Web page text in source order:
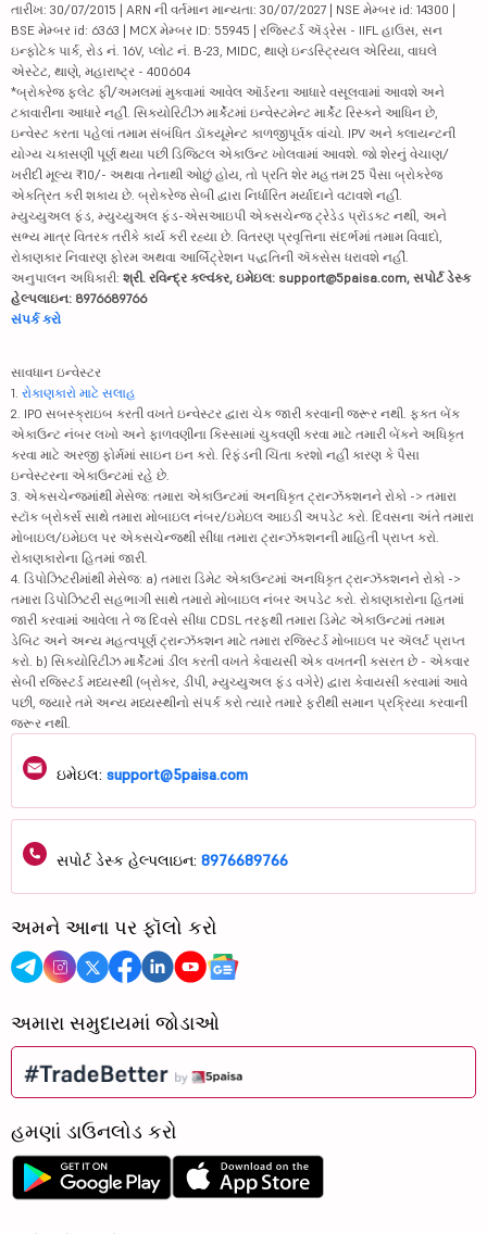
તારીખ: 30/07/2015 | ARN ની વર્તમાન માન્યતા: 30/07/2027 | NSE મેમ્બર id: 14300 |
BSE મેમ્બર id: 6363 | MCX મેમ્બર ID: 55945 | રજિસ્ટર્ડ ઍડ્રેસ - IIFL હાઉસ, સન
ઇન્ફોટેક પાર્ક, રોડ નં. 16V, પ્લોટ નં. B-23, MIDC, થાણે ઇન્ડસ્ટ્રિયલ એરિયા, વાઘલે
એસ્ટેટ, થાણે, મહારાષ્ટ્ર - 400604
*બ્રોકરેજ ફ્લેટ ફી/અમલમાં મુકવામાં આવેલ ઑર્ડરના આધારે વસૂલવામાં આવશે અને
ટકાવારીના આધારે નહીં. સિક્યોરિટીઝ માર્કેટમાં ઇન્વેસ્ટમેન્ટ માર્કેટ રિસ્કને આધિન છે,
ઇન્વેસ્ટ કરતા પહેલાં તમામ સંબંધિત ડૉક્યૂમેન્ટ કાળજીપૂર્વક વાંચો. IPV અને ક્લાયન્ટની
યોગ્ય ચકાસણી પૂર્ણ થયા પછી ડિજિટલ એકાઉન્ટ ખોલવામાં આવશે. જો શેરનું વેચાણ/
ખરીદી મૂલ્ય ₹10/- અથવા તેનાથી ઓછું હોય, તો પ્રતિ શેર મહત્તમ 25 પૈસા બ્રોકરેજ
એકત્રિત કરી શકાય છે. બ્રોકરેજ સેબી દ્વારા નિર્ધારિત મર્યાદાને વટાવશે નહીં.
મ્યુચ્યુઅલ ફંડ, મ્યુચ્યુઅલ ફંડ-એસઆઇપી એક્સચેન્જ ટ્રેડેડ પ્રૉડક્ટ નથી, અને
સભ્ય માત્ર વિતરક તરીકે કાર્ય કરી રહ્યા છે. વિતરણ પ્રવૃત્તિના સંદર્ભમાં તમામ વિવાદો,
રોકાણકાર નિવારણ ફોરમ અથવા આર્બિટ્રેશન પદ્ધતિની ઍક્સેસ ધરાવશે નહીં.
અનુપાલન અધિકારી: શ્રી. રવિન્દ્ર કલ્વંકર, ઇમેઇલ: support@5paisa.com, સપોર્ટ ડેસ્ક
હેલ્પલાઇન: 8976689766
સંપર્ક કરો
સાવધાન ઇન્વેસ્ટર
1. રોકાણકારો માટે સલાહ
2. IPO સબસ્ક્રાઇબ કરતી વખતે ઇન્વેસ્ટર દ્વારા ચેક જારી કરવાની જરૂર નથી. ફક્ત બેંક
એકાઉન્ટ નંબર લખો અને ફાળવણીના કિસ્સામાં ચુકવણી કરવા માટે તમારી બેંકને અધિકૃત
કરવા માટે અરજી ફોર્મમાં સાઇન ઇન કરો. રિફંડની ચિંતા કરશો નહીં કારણ કે પૈસા
ઇન્વેસ્ટરના એકાઉન્ટમાં રહે છે.
3. એક્સચેન્જમાંથી મેસેજ: તમારા એકાઉન્ટમાં અનધિકૃત ટ્રાન્ઝૅક્શનને રોકો -> તમારા
સ્ટૉક બ્રોકર્સ સાથે તમારા મોબાઇલ નંબર/ઇમેઇલ આઇડી અપડેટ કરો. દિવસના અંતે તમારા
મોબાઇલ/ઇમેઇલ પર એક્સચેન્જથી સીધા તમારા ટ્રાન્ઝૅક્શનની માહિતી પ્રાપ્ત કરો.
રોકાણકારોના હિતમાં જારી.
4. ડિપોઝિટરીમાંથી મેસેજ: a) તમારા ડિમેટ એકાઉન્ટમાં અનધિકૃત ટ્રાન્ઝૅક્શનને રોકો ->
તમારા ડિપોઝિટરી સહભાગી સાથે તમારો મોબાઇલ નંબર અપડેટ કરો. રોકાણકારોના હિતમાં
જારી કરવામાં આવેલા તે જ દિવસે સીધા CDSL તરફથી તમારા ડિમેટ એકાઉન્ટમાં તમામ
ડેબિટ અને અન્ય મહત્વપૂર્ણ ટ્રાન્ઝૅક્શન માટે તમારા રજિસ્ટર્ડ મોબાઇલ પર ઍલર્ટ પ્રાપ્ત
કરો. b) સિક્યોરિટીઝ માર્કેટમાં ડીલ કરતી વખતે કેવાયસી એક વખતની કસરત છે - એકવાર
સેબી રજિસ્ટર્ડ મધ્યસ્થી (બ્રોકર, ડીપી, મ્યુચ્યુઅલ ફંડ વગેરે) દ્વારા કેવાયસી કરવામાં આવે
પછી, જ્યારે તમે અન્ય મધ્યસ્થીનો સંપર્ક કરો ત્યારે તમારે ફરીથી સમાન પ્રક્રિયા કરવાની
જરૂર નથી.
ઇમેઇલ: support@5paisa.com
સપોર્ટ ડેસ્ક હેલ્પલાઇન: 8976689766
અમને આના પર ફૉલો કરો
અમારા સમુદાયમાં જોડાઓ
હમણાં ડાઉનલોડ કરો